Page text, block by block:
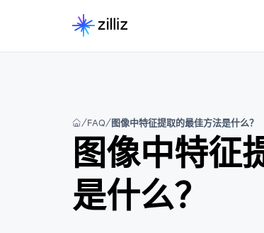
FAQ 图像中特征提取的最佳方法是什么？
图像中特征
是什么？